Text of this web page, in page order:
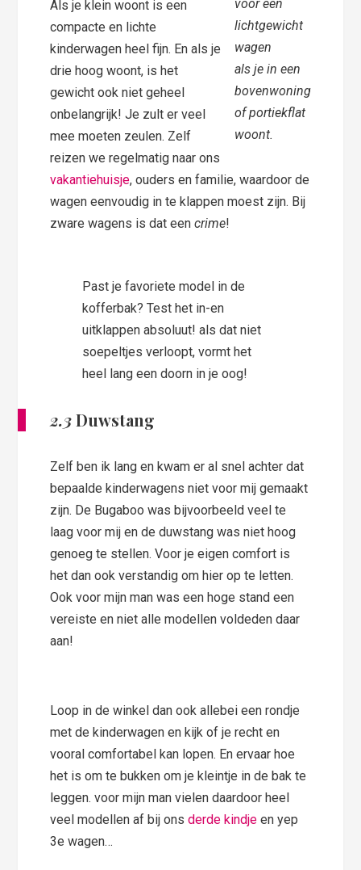
voor een
lichtgewicht
wagen
als je in een
bovenwoning
of portiekflat
woont.
Als je klein woont is een
compacte en lichte
kinderwagen heel fijn. En als je
drie hoog woont, is het
gewicht ook niet geheel
onbelangrijk! Je zult er veel
mee moeten zeulen. Zelf
reizen we regelmatig naar ons
vakantiehuisje, ouders en familie, waardoor de
wagen eenvoudig in te klappen moest zijn. Bij
zware wagens is dat eencrime!
Past je favoriete model in de
kofferbak? Test het in-en
uitklappen absoluut! als dat niet
soepeltjes verloopt, vormt het
heel lang een doorn in je oog!
2.3Duwstang
Zelf ben ik lang en kwam er al snel achter dat
bepaalde kinderwagens niet voor mij gemaakt
zijn. De Bugaboo was bijvoorbeeld veel te
laag voor mij en de duwstang was niet hoog
genoeg te stellen. Voor je eigen comfort is
het dan ook verstandig om hier op te letten.
Ook voor mijn man was een hoge stand een
vereiste en niet alle modellen voldeden daar
aan!
Loop in de winkel dan ook allebei een rondje
met de kinderwagen en kijk of je recht en
vooral comfortabel kan lopen. En ervaar hoe
het is om te bukken om je kleintje in de bak te
leggen. voor mijn man vielen daardoor heel
veel modellen af bij onsderde kindje en yep
3e wagen…